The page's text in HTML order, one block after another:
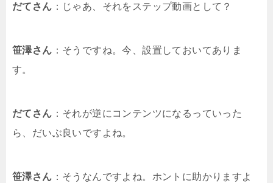
だてさん ：じゃあ、それをステップ動画として？
笹澤さん ：そうですね。今、設置しておいてありま
す。
だてさん ：それが逆にコンテンツになるっていった
ら、だいぶ良いですよね。
笹澤さん ：そうなんですよね。ホントに助かりますよ